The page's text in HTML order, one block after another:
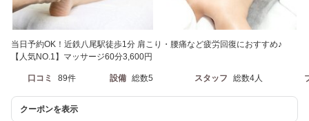
当日予約OK！近鉄八尾駅徒歩1分 肩こり・腰痛など疲労回復におすすめ♪
【人気NO.1】マッサージ60分3,600円
口コミ 89件 設備 総数5 スタッフ 総数4人
クーポンを表示